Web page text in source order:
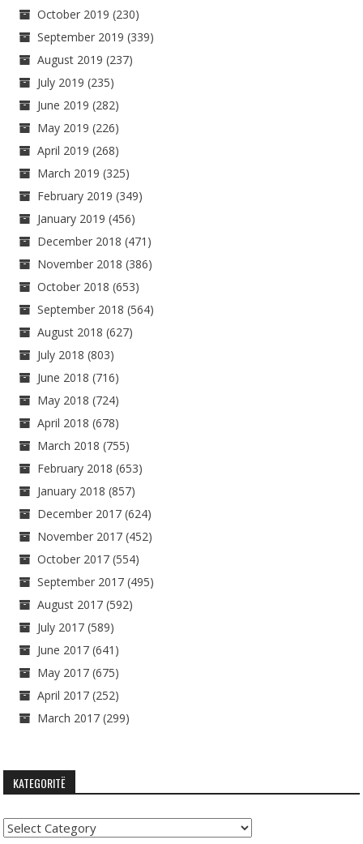
October 2019 (230)
September 2019 (339)
August 2019 (237)
July 2019 (235)
June 2019 (282)
May 2019 (226)
April 2019 (268)
March 2019 (325)
February 2019 (349)
January 2019 (456)
December 2018 (471)
November 2018 (386)
October 2018 (653)
September 2018 (564)
August 2018 (627)
July 2018 (803)
June 2018 (716)
May 2018 (724)
April 2018 (678)
March 2018 (755)
February 2018 (653)
January 2018 (857)
December 2017 (624)
November 2017 (452)
October 2017 (554)
September 2017 (495)
August 2017 (592)
July 2017 (589)
June 2017 (641)
May 2017 (675)
April 2017 (252)
March 2017 (299)
KATEGORITË
Kategoritë